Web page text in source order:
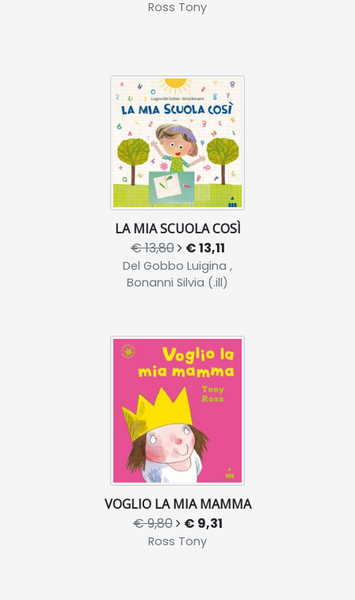
Ross Tony
LA MIA SCUOLA COSÌ
€ 13,80 € 13,11
Del Gobbo Luigina ,
Bonanni Silvia (.ill)
VOGLIO LA MIA MAMMA
€ 9,80 € 9,31
Ross Tony